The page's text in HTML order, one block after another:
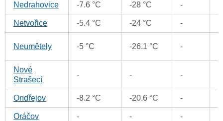
Nedrahovice -7.6 °C -28 °C -
Netvořice -5.4 °C -24 °C -
Neumětely -5 °C -26.1 °C -
Nové
Strašecí
- - -
Ondřejov -8.2 °C -20.6 °C -
Oráčov - - -